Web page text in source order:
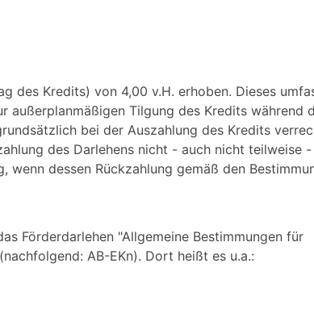
des Kredits) von 4,00 v.H. erhoben. Dieses
außerplanmäßigen Tilgung des Kredits während
bei der Auszahlung des Kredits
des Darlehens nicht - auch nicht teilweise
dessen Rückzahlung gemäß den
Förderdarlehen "Allgemeine Bestimmungen für
AB-EKn). Dort heißt es u.a.: